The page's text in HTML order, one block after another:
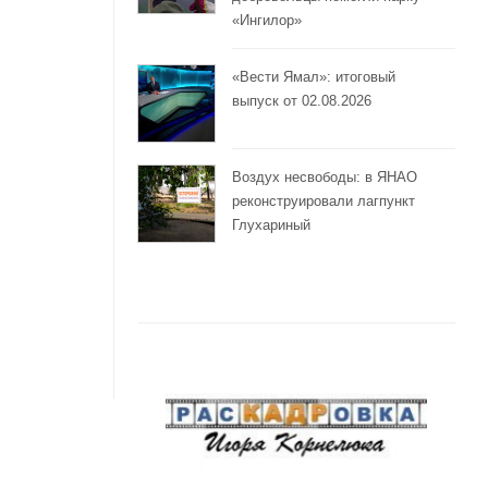
«Ингилор»
«Вести Ямал»: итоговый
выпуск от 02.08.2026
Воздух несвободы: в ЯНАО
реконструировали лагпункт
Глухариный